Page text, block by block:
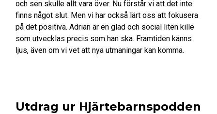
och sen skulle allt vara över. Nu förstår vi att det inte
finns något slut. Men vi har också lärt oss att fokusera
på det positiva. Adrian är en glad och social liten kille
som utvecklas precis som han ska. Framtiden känns
ljus, även om vi vet att nya utmaningar kan komma.
Utdrag ur Hjärtebarnspodden